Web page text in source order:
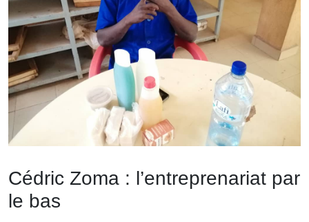
Cédric Zoma : l’entreprenariat par
le bas